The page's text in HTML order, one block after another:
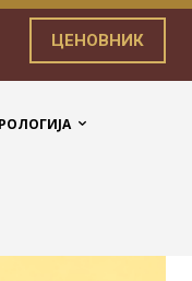
ЦЕНОВНИК